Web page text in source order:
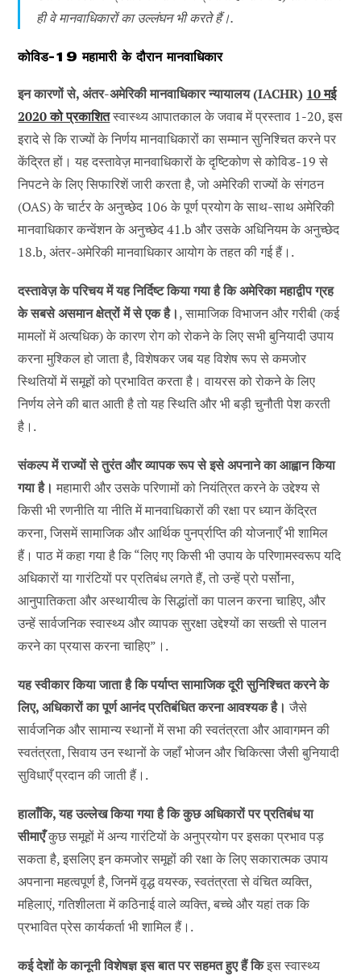
ही वे मानवाधिकारों का उल्लंघन भी करते हैं।.
कोविड-19 महामारी के दौरान मानवाधिकार
इन कारणों से, अंतर-अमेरिकी मानवाधिकार न्यायालय (IACHR) 10 मई
2020 को प्रकाशितस्वास्थ्य आपातकाल के जवाब में प्रस्ताव 1-20, इस
इरादे से कि राज्यों के निर्णय मानवाधिकारों का सम्मान सुनिश्चित करने पर
केंद्रित हों। यह दस्तावेज़ मानवाधिकारों के दृष्टिकोण से कोविड-19 से
निपटने के लिए सिफारिशें जारी करता है, जो अमेरिकी राज्यों के संगठन
(OAS) के चार्टर के अनुच्छेद 106 के पूर्ण प्रयोग के साथ-साथ अमेरिकी
मानवाधिकार कन्वेंशन के अनुच्छेद 41.b और उसके अधिनियम के अनुच्छेद
18.b, अंतर-अमेरिकी मानवाधिकार आयोग के तहत की गई हैं।.
दस्तावेज़ के परिचय में यह निर्दिष्ट किया गया है कि अमेरिका महाद्वीप ग्रह
के सबसे असमान क्षेत्रों में से एक है।, सामाजिक विभाजन और गरीबी (कई
मामलों में अत्यधिक) के कारण रोग को रोकने के लिए सभी बुनियादी उपाय
करना मुश्किल हो जाता है, विशेषकर जब यह विशेष रूप से कमजोर
स्थितियों में समूहों को प्रभावित करता है। वायरस को रोकने के लिए
निर्णय लेने की बात आती है तो यह स्थिति और भी बड़ी चुनौती पेश करती
है।.
संकल्प में राज्यों से तुरंत और व्यापक रूप से इसे अपनाने का आह्वान किया
गया है।महामारी और उसके परिणामों को नियंत्रित करने के उद्देश्य से
किसी भी रणनीति या नीति में मानवाधिकारों की रक्षा पर ध्यान केंद्रित
करना, जिसमें सामाजिक और आर्थिक पुनर्प्राप्ति की योजनाएँ भी शामिल
हैं। पाठ में कहा गया है कि “लिए गए किसी भी उपाय के परिणामस्वरूप यदि
अधिकारों या गारंटियों पर प्रतिबंध लगते हैं, तो उन्हें प्रो पर्सोना,
आनुपातिकता और अस्थायीत्व के सिद्धांतों का पालन करना चाहिए, और
उन्हें सार्वजनिक स्वास्थ्य और व्यापक सुरक्षा उद्देश्यों का सख्ती से पालन
करने का प्रयास करना चाहिए”।.
यह स्वीकार किया जाता है कि पर्याप्त सामाजिक दूरी सुनिश्चित करने के
लिए, अधिकारों का पूर्ण आनंद प्रतिबंधित करना आवश्यक है। जैसे
सार्वजनिक और सामान्य स्थानों में सभा की स्वतंत्रता और आवागमन की
स्वतंत्रता, सिवाय उन स्थानों के जहाँ भोजन और चिकित्सा जैसी बुनियादी
सुविधाएँ प्रदान की जाती हैं।.
हालाँकि, यह उल्लेख किया गया है कि कुछ अधिकारों पर प्रतिबंध या
सीमाएँकुछ समूहों में अन्य गारंटियों के अनुप्रयोग पर इसका प्रभाव पड़
सकता है, इसलिए इन कमजोर समूहों की रक्षा के लिए सकारात्मक उपाय
अपनाना महत्वपूर्ण है, जिनमें वृद्ध वयस्क, स्वतंत्रता से वंचित व्यक्ति,
महिलाएं, गतिशीलता में कठिनाई वाले व्यक्ति, बच्चे और यहां तक कि
प्रभावित प्रेस कार्यकर्ता भी शामिल हैं।.
कई देशों के कानूनी विशेषज्ञ इस बात पर सहमत हुए हैं किइस स्वास्थ्य